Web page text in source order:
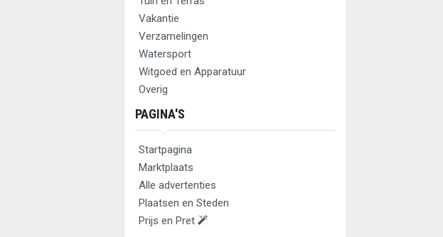
Vakantie
Verzamelingen
Watersport
Witgoed en Apparatuur
Overig
PAGINA'S
Startpagina
Marktplaats
Alle advertenties
Plaatsen en Steden
Prijs en Pret